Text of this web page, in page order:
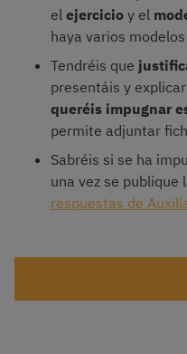
el ejercicio y el
haya varios modelos
Tendréis que
presentáis y
queréis impugnar
permite adjuntar
Sabréis si se ha
una vez se publique
respuestas de